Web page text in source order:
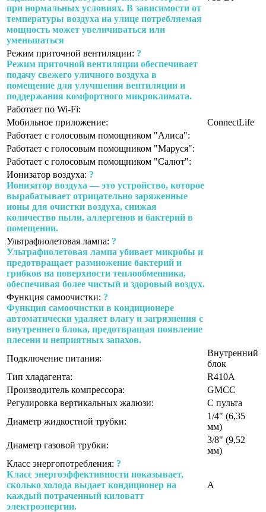
при нормальных условиях. В зависимости от
температуры воздуха на улице потребляемая
мощность может увеличиваться или
уменьшаться
Режим приточной вентиляции: ?
Режим приточной вентиляции обеспечивает
подачу свежего уличного воздуха в
помещение для улучшения вентиляции и
поддержания комфортного микроклимата.
Работает по Wi-Fi:
Мобильное приложение:
ConnectLife
Работает с голосовым помощником "Алиса":
Работает с голосовым помощником "Маруся":
Работает с голосовым помощником "Салют":
Ионизатор воздуха: ?
Ионизатор воздуха — это устройство, которое
вырабатывает отрицательно заряженные
ионы для очистки воздуха, снижая
количество пыли, аллергенов и бактерий в
помещении.
Ультрафиолетовая лампа: ?
Ультрафиолетовая лампа убивает микробы и
предотвращает размножение бактерий и
грибков на поверхности теплообменника,
обеспечивая более чистый и здоровый воздух.
Функция самоочистки: ?
Функция самоочистки в кондиционере
автоматически удаляет влагу и загрязнения с
внутреннего блока, предотвращая появление
плесени и неприятных запахов.
Подключение питания:
Внутренний
блок
Тип хладагента:
R410A
Производитель компрессора:
GMCC
Регулировка вертикальных жалюзи:
С пульта
Диаметр жидкостной трубки:
1/4" (6,35
мм)
Диаметр газовой трубки:
3/8" (9,52
мм)
Класс энергопотребления: ?
Класс энергоэффективности показывает,
сколько холода выдает кондиционер на
каждый потраченный киловатт
электроэнергии.
A